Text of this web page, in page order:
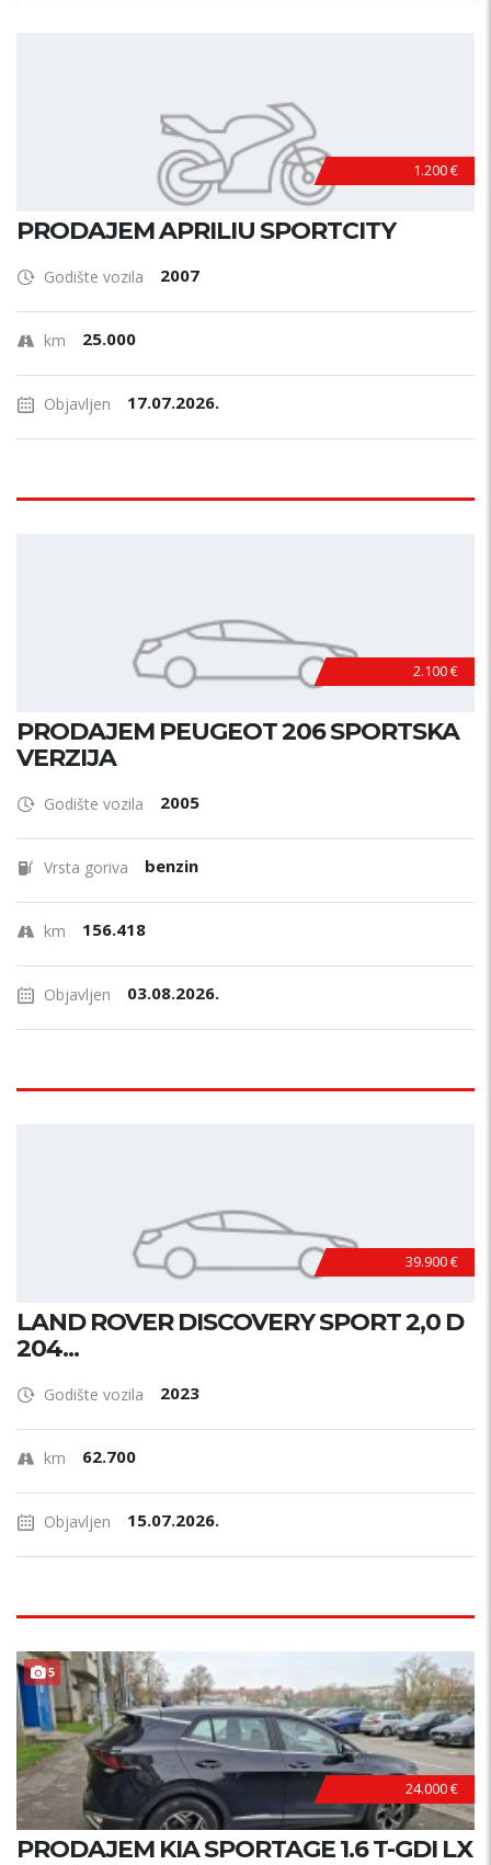
1.200 €
PRODAJEM APRILIU SPORTCITY
Godište vozila 2007
km 25.000
Objavljen 17.07.2026.
2.100 €
PRODAJEM PEUGEOT 206 SPORTSKA
VERZIJA
Godište vozila 2005
Vrsta goriva benzin
km 156.418
Objavljen 03.08.2026.
39.900 €
LAND ROVER DISCOVERY SPORT 2,0 D
204...
Godište vozila 2023
km 62.700
Objavljen 15.07.2026.
5 ODLIČAN !
24.000 €
PRODAJEM KIA SPORTAGE 1.6 T-GDI LX